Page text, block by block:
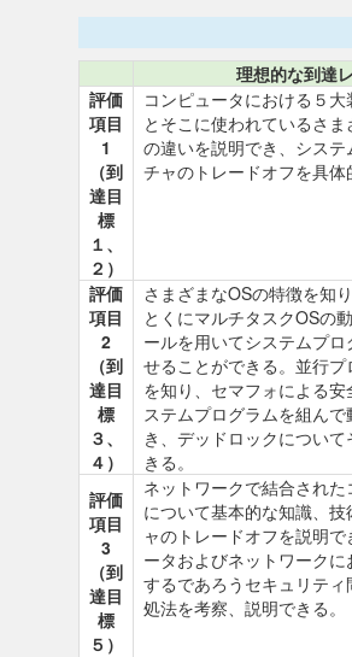
理想的な到達
評価
項目
1
（到
達目
標
１、
２）
コンピュータにおける５
とそこに使われているさ
の違いを説明でき、シス
チャのトレードオフを具体
評価
項目
2
（到
達目
標
３、
４）
さまざまなOSの特徴を知
とくにマルチタスクOSの
ールを用いてシステムプ
せることができる。並行
を知り、セマフォによる
ステムプログラムを組ん
き、デッドロックについ
きる。
評価
項目
3
（到
達目
標
５）
ネットワークで結合され
について基本的な知識、
ャのトレードオフを説明
ータおよびネットワーク
するであろうセキュリテ
処法を考察、説明できる。